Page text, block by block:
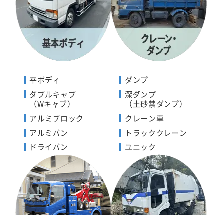
平ボディ
ダブルキャブ
（Wキャブ）
アルミブロック
アルミバン
ドライバン
ダンプ
深ダンプ
（土砂禁ダンプ）
クレーン車
トラッククレーン
ユニック